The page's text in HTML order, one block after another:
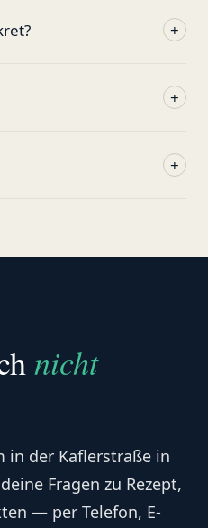
+
+
+
nicht
in der Kaflerstraße in
Fragen zu Rezept,
— per Telefon, E-